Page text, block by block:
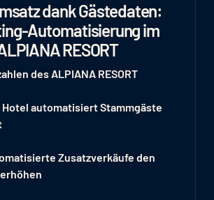
dank Gästedaten:
Automatisierung im
RESORT
des ALPIANA RESORT
Hotel automatisiert Stammgäste
Zusatzverkäufe den